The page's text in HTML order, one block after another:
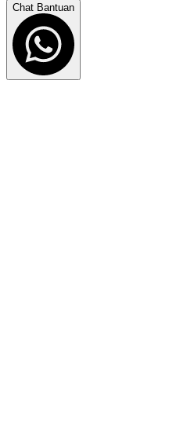
Chat Bantuan